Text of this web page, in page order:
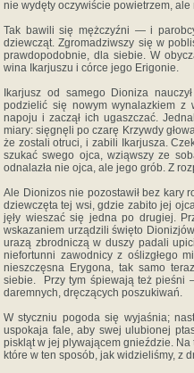
nie wydęty oczywiście powietrzem, ale
Tak bawili się mężczyźni — i
dziewcząt. Zgromadziwszy się w
prawdopodobnie, dla siebie. W
wina Ikarjuszu i córce jego Erigonie.
Ikarjusz od samego Dioniza
podzielić się nowym wynalazkiem z
napoju i zaczął ich ugaszczać.
miary: sięgnęli po czarę Krzywdy
że zostali otruci, i zabili Ikarjusza.
szukać swego ojca, wziąwszy ze
odnalazła nie ojca, ale jego grób. Z
Ale Dionizos nie pozostawił bez kary
dziewczęta tej wsi, gdzie zabito jej
jęły wieszać się jedna po drugiej.
wskazaniem urządzili święto
urazą zbrodniczą w duszy padali
niefortunni zawodnicy z oślizgłego
nieszczęsna Erygona, tak samo
siebie. Przy tym śpiewają też pieśni
daremnych, dręczących poszukiwań.
W styczniu pogoda się wyjaśnia;
uspokaja fale, aby swej ulubionej
piskląt w jej plywającem gnieździe. Na
które w ten sposób, jak widzieliśmy, z